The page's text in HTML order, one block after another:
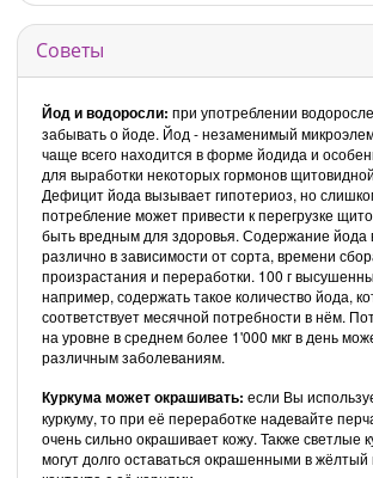
Советы
Йод и водоросли: при употреблении
забывать о йоде. Йод - незаменимый
чаще всего находится в форме йодида и
для выработки некоторых гормонов
Дефицит йода вызывает гипотериоз, но
потребление может привести к перегрузке
быть вредным для здоровья. Содержание йода
различно в зависимости от сорта, времени
произрастания и переработки. 100 г
например, содержать такое количество йода,
соответствует месячной потребности в нём.
на уровне в среднем более 1'000 мкг в день
различным заболеваниям.
Куркума может окрашивать: если Вы
куркуму, то при её переработке надевайте
очень сильно окрашивает кожу. Также светлые
могут долго оставаться окрашенными в жёлтый